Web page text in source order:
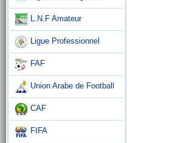
L.N.F Amateur
Ligue Professionnel
FAF
Union Arabe de Football
CAF
FIFA